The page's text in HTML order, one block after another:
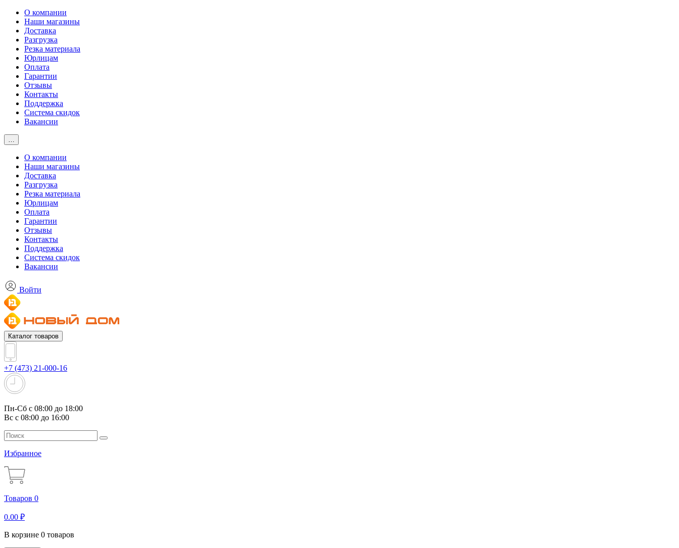
О компании
Наши магазины
Доставка
Разгрузка
Резка материала
Юрлицам
Оплата
Гарантии
Отзывы
Контакты
Поддержка
Система скидок
Вакансии
…
О компании
Наши магазины
Доставка
Разгрузка
Резка материала
Юрлицам
Оплата
Гарантии
Отзывы
Контакты
Поддержка
Система скидок
Вакансии
Войти
Каталог товаров
+7 (473) 21-000-16
Пн-Сб с 08:00 до 18:00
Вс с 08:00 до 16:00
Избранное
Товаров 0
0.00 ₽
В корзине 0 товаров